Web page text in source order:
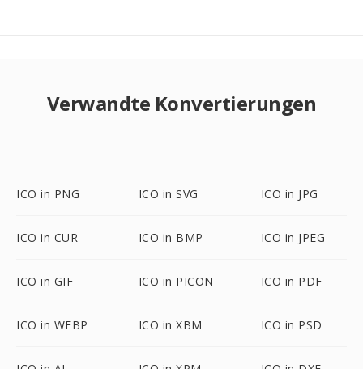
Verwandte Konvertierungen
ICO in PNG ICO in SVG ICO in JPG
ICO in CUR ICO in BMP ICO in JPEG
ICO in GIF ICO in PICON ICO in PDF
ICO in WEBP ICO in XBM ICO in PSD